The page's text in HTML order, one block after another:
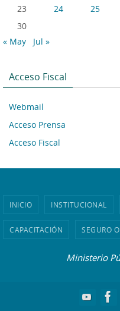
23
24 25
30
« May
Jul »
Acceso Fiscal
Webmail
Acceso Prensa
Acceso Fiscal
INICIO INSTITUCIONAL
CAPACITACIÓN SEGURO
Ministerio